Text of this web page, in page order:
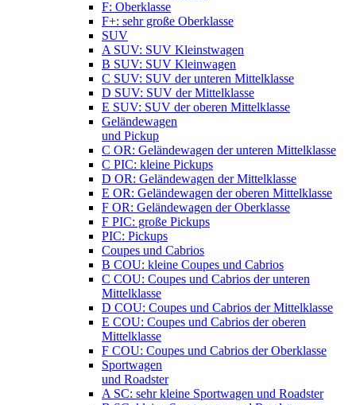
F: Oberklasse
F+: sehr große Oberklasse
SUV
A SUV: SUV Kleinstwagen
B SUV: SUV Kleinwagen
C SUV: SUV der unteren Mittelklasse
D SUV: SUV der Mittelklasse
E SUV: SUV der oberen Mittelklasse
Geländewagen
und Pickup
C OR: Geländewagen der unteren Mittelklasse
C PIC: kleine Pickups
D OR: Geländewagen der Mittelklasse
E OR: Geländewagen der oberen Mittelklasse
F OR: Geländewagen der Oberklasse
F PIC: große Pickups
PIC: Pickups
Coupes und Cabrios
B COU: kleine Coupes und Cabrios
C COU: Coupes und Cabrios der unteren
Mittelklasse
D COU: Coupes und Cabrios der Mittelklasse
E COU: Coupes und Cabrios der oberen
Mittelklasse
F COU: Coupes und Cabrios der Oberklasse
Sportwagen
und Roadster
A SC: sehr kleine Sportwagen und Roadster